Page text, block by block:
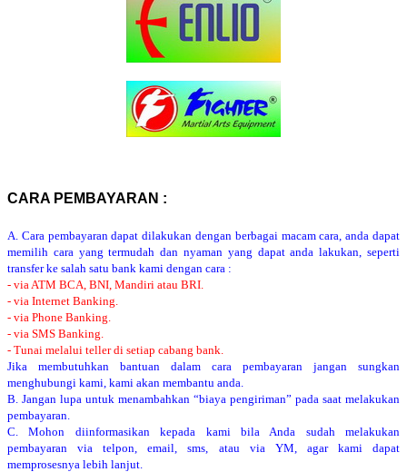
CARA PEMBAYARAN :
A. Cara pembayaran dapat dilakukan dengan berbagai macam cara, anda dapat
memilih cara yang termudah dan nyaman yang dapat anda lakukan, seperti
transfer ke salah satu bank kami dengan cara :
- via ATM BCA, BNI, Mandiri atau BRI.
- via Internet Banking.
- via Phone Banking.
- via SMS Banking.
- Tunai melalui teller di setiap cabang bank.
Jika membutuhkan bantuan dalam cara pembayaran jangan sungkan
menghubungi kami, kami akan membantu anda.
B. Jangan lupa untuk menambahkan “biaya pengiriman” pada saat melakukan
pembayaran.
C. Mohon diinformasikan kepada kami bila Anda sudah melakukan
pembayaran via telpon, email, sms, atau via YM, agar kami dapat
memprosesnya lebih lanjut.